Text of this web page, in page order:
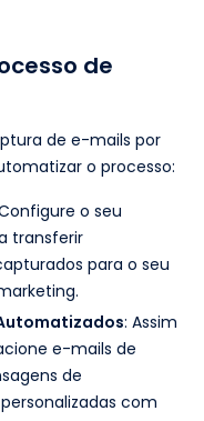
de
de e-mails por
o processo:
o seu
transferir
para o seu
: Assim
e-mails de
de
com